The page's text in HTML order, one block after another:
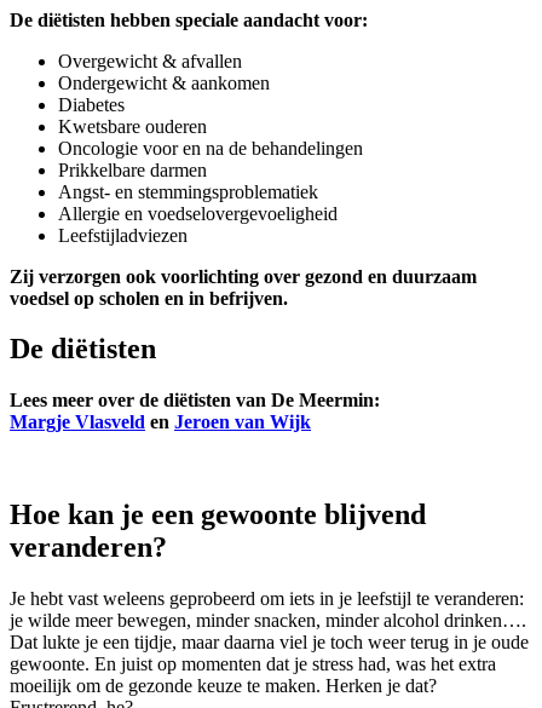
De diëtisten hebben speciale aandacht voor:
Overgewicht & afvallen
Ondergewicht & aankomen
Diabetes
Kwetsbare ouderen
Oncologie voor en na de behandelingen
Prikkelbare darmen
Angst- en stemmingsproblematiek
Allergie en voedselovergevoeligheid
Leefstijladviezen
Zij verzorgen ook voorlichting over gezond en duurzaam
voedsel op scholen en in befrijven.
De diëtisten
Lees meer over de diëtisten van De Meermin:
Margje Vlasveld en Jeroen van Wijk
Hoe kan je een gewoonte blijvend
veranderen?
Je hebt vast weleens geprobeerd om iets in je leefstijl te veranderen:
je wilde meer bewegen, minder snacken, minder alcohol drinken….
Dat lukte je een tijdje, maar daarna viel je toch weer terug in je oude
gewoonte. En juist op momenten dat je stress had, was het extra
moeilijk om de gezonde keuze te maken. Herken je dat?